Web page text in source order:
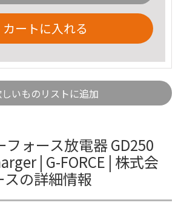
カートに入れる
いものリストに追加
フォース放電器 GD250
| G-FORCE | 株式会
の詳細情報